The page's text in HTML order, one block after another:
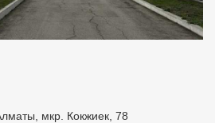
мкр. Кокжиек, 78